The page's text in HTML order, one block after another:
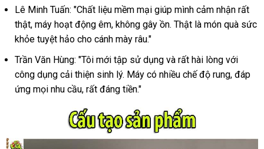
Mút
Tự
Động
Kích
Thích
Cho
Nam
Lê Minh Tuấn: "Chất liệu mềm mại giúp mình cảm nhận rất
thật, máy hoạt động êm, không gây ồn. Thật là món quà sức
khỏe tuyệt hảo cho cánh mày râu."
Trần Văn Hùng: "Tôi mới tập sử dụng và rất hài lòng với
công dụng cải thiện sinh lý. Máy có nhiều chế độ rung, đáp
ứng mọi nhu cầu, rất đáng tiền."